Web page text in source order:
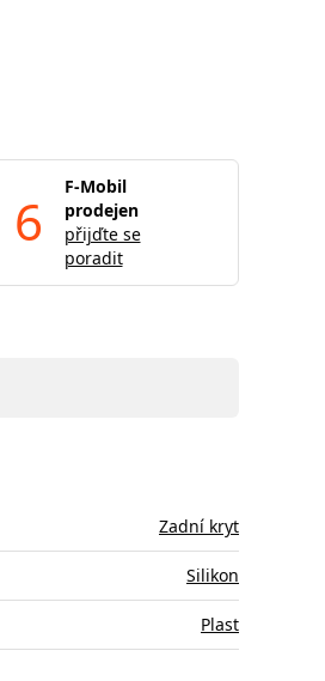
6
F-Mobil
prodejen
přijďte se
poradit
Zadní kryt
Silikon
Plast